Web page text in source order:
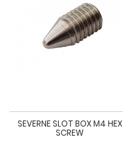
SEVERNE SLOT BOX M4 HEX
SCREW